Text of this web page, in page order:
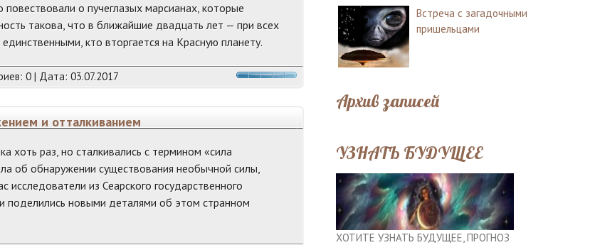
о пучеглазых марсианах, которые
такова, что в ближайшие двадцать лет — при всех
кто вторгается на Красную планету.
0 | Дата:03.07.2017
и отталкиванием
хоть раз, но сталкивались с термином «сила
об обнаружении существования необычной силы,
из Сеарского государственного
поделились новыми деталями об этом странном
Встреча с загадочными
пришельцами
Архив записей
УЗНАТЬ БУДУЩЕЕ
ХОТИТЕ УЗНАТЬ БУДУЩЕЕ, ПРОГНОЗ